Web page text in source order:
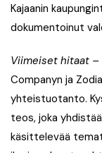
Kajaanin
dokumentoinut
Viimeiset hitaat –
Companyn ja
yhteistuotanto.
teos, joka
käsittelevää